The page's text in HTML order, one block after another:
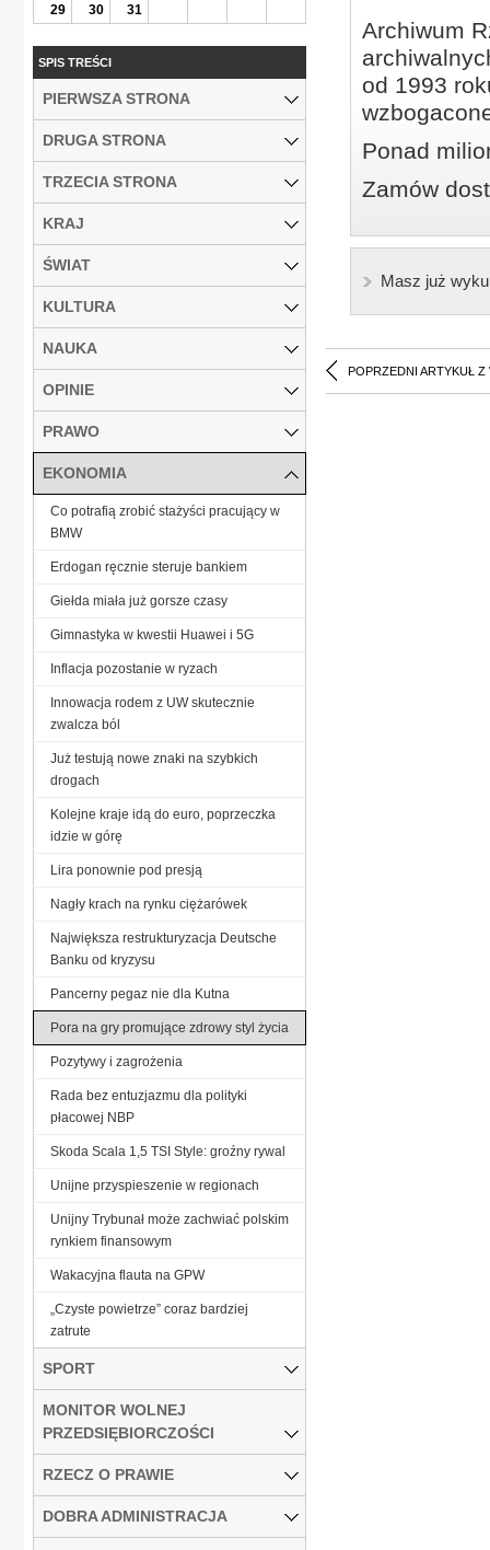
Archiwum
od 1993
Ponad
Zamów
Masz już
POPRZEDNI ARTYKUŁ Z
29
30 31
SPIS TREŚCI
PIERWSZA STRONA
DRUGA STRONA
TRZECIA STRONA
KRAJ
ŚWIAT
KULTURA
NAUKA
OPINIE
PRAWO
EKONOMIA
Co potrafią zrobić stażyści pracujący w
BMW
Erdogan ręcznie steruje bankiem
Giełda miała już gorsze czasy
Gimnastyka w kwestii Huawei i 5G
Inflacja pozostanie w ryzach
Innowacja rodem z UW skutecznie
zwalcza ból
Już testują nowe znaki na szybkich
drogach
Kolejne kraje idą do euro, poprzeczka
idzie w górę
Lira ponownie pod presją
Nagły krach na rynku ciężarówek
Największa restrukturyzacja Deutsche
Banku od kryzysu
Pancerny pegaz nie dla Kutna
Pora na gry promujące zdrowy styl życia
Pozytywy i zagrożenia
Rada bez entuzjazmu dla polityki
płacowej NBP
Skoda Scala 1,5 TSI Style: groźny rywal
Unijne przyspieszenie w regionach
Unijny Trybunał może zachwiać polskim
rynkiem finansowym
Wakacyjna flauta na GPW
„Czyste powietrze” coraz bardziej
zatrute
SPORT
MONITOR WOLNEJ
PRZEDSIĘBIORCZOŚCI
RZECZ O PRAWIE
DOBRA ADMINISTRACJA